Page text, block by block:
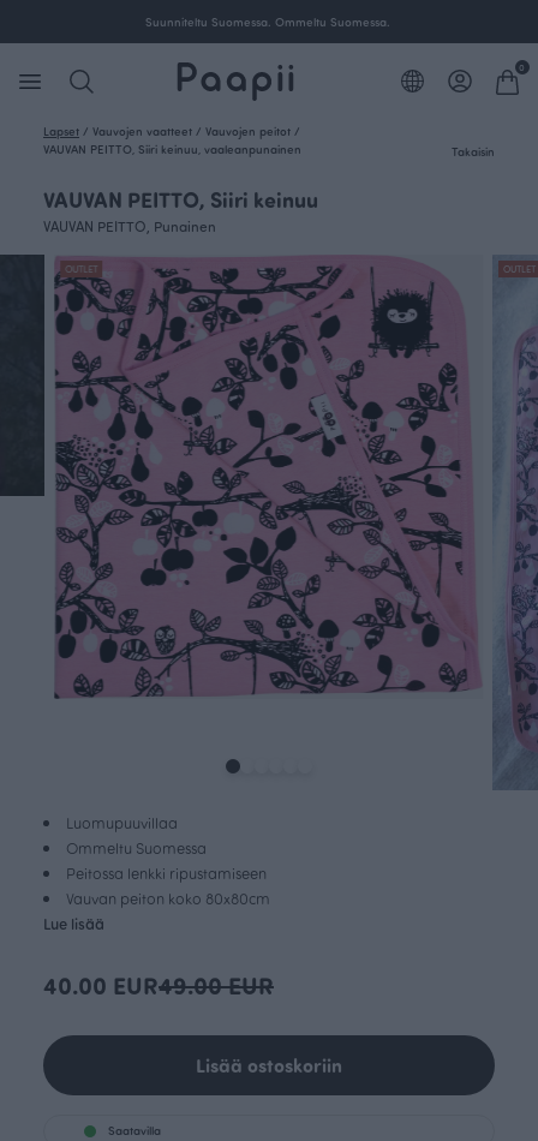
Suunniteltu Suomessa. Ommeltu Suomessa.
0
Lapset / Vauvojen vaatteet / Vauvojen peitot /
VAUVAN PEITTO, Siiri keinuu, vaaleanpunainen
Takaisin
VAUVAN PEITTO, Siiri keinuu
VAUVAN PEITTO, Punainen
OUTLET OUTLET
Luomupuuvillaa
Ommeltu Suomessa
Peitossa lenkki ripustamiseen
Vauvan peiton koko 80x80cm
Lue lisää
40.00 EUR49.00 EUR
Lisää ostoskoriin
Saatavilla